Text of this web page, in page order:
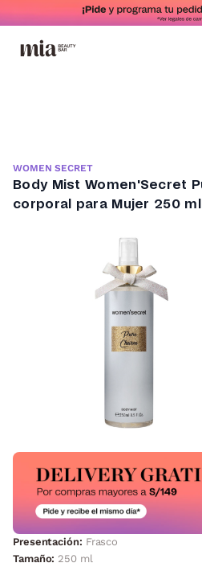
WOMEN SECRET
Body Mist Women'Secret
corporal para Mujer 250 ml
Presentación: Frasco
Tamaño: 250 ml